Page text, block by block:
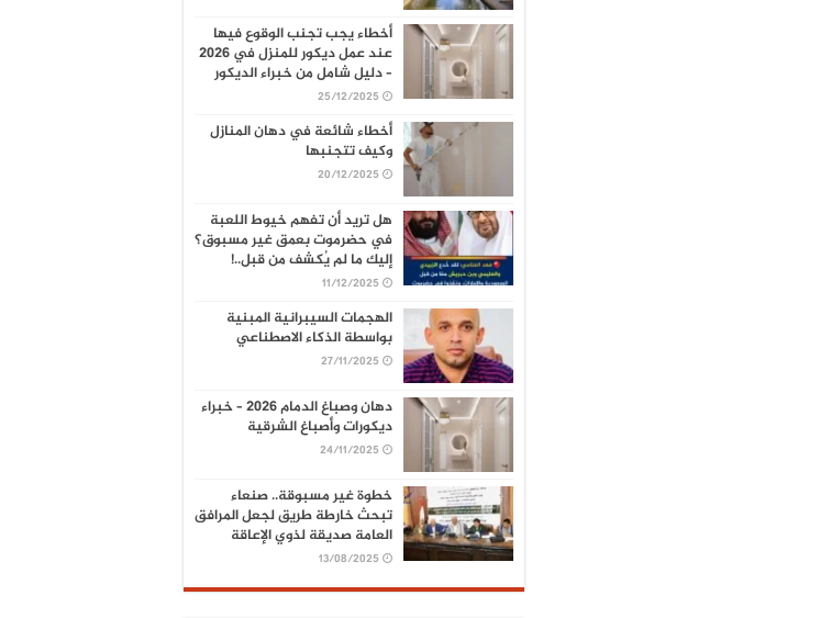
أخطاء يجب تجنب الوقوع فيها
عند عمل ديكور للمنزل في 2026
– دليل شامل من خبراء الديكور
25/12/2025
أخطاء شائعة في دهان المنازل
وكيف تتجنبها
20/12/2025
هل تريد أن تفهم خيوط اللعبة
في حضرموت بعمق غير مسبوق؟
إليك ما لم يُكشف من قبل..!
11/12/2025
الهجمات السيبرانية المبنية
بواسطة الذكاء الاصطناعي
27/11/2025
دهان وصباغ الدمام 2026 – خبراء
ديكورات وأصباغ الشرقية
24/11/2025
خطوة غير مسبوقة.. صنعاء
تبحث خارطة طريق لجعل المرافق
العامة صديقة لذوي الإعاقة
13/08/2025